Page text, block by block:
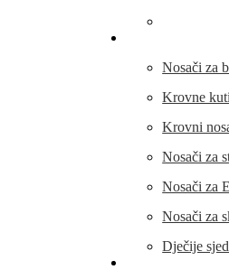
Nosači za
Krovne
Krovni
Nosači za
Nosači za
Nosači za
Dječije